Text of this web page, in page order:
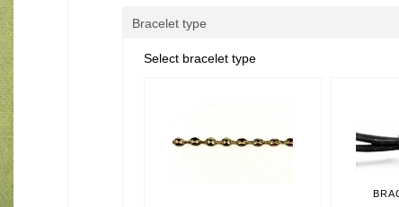
Bracelet type
Select bracelet type